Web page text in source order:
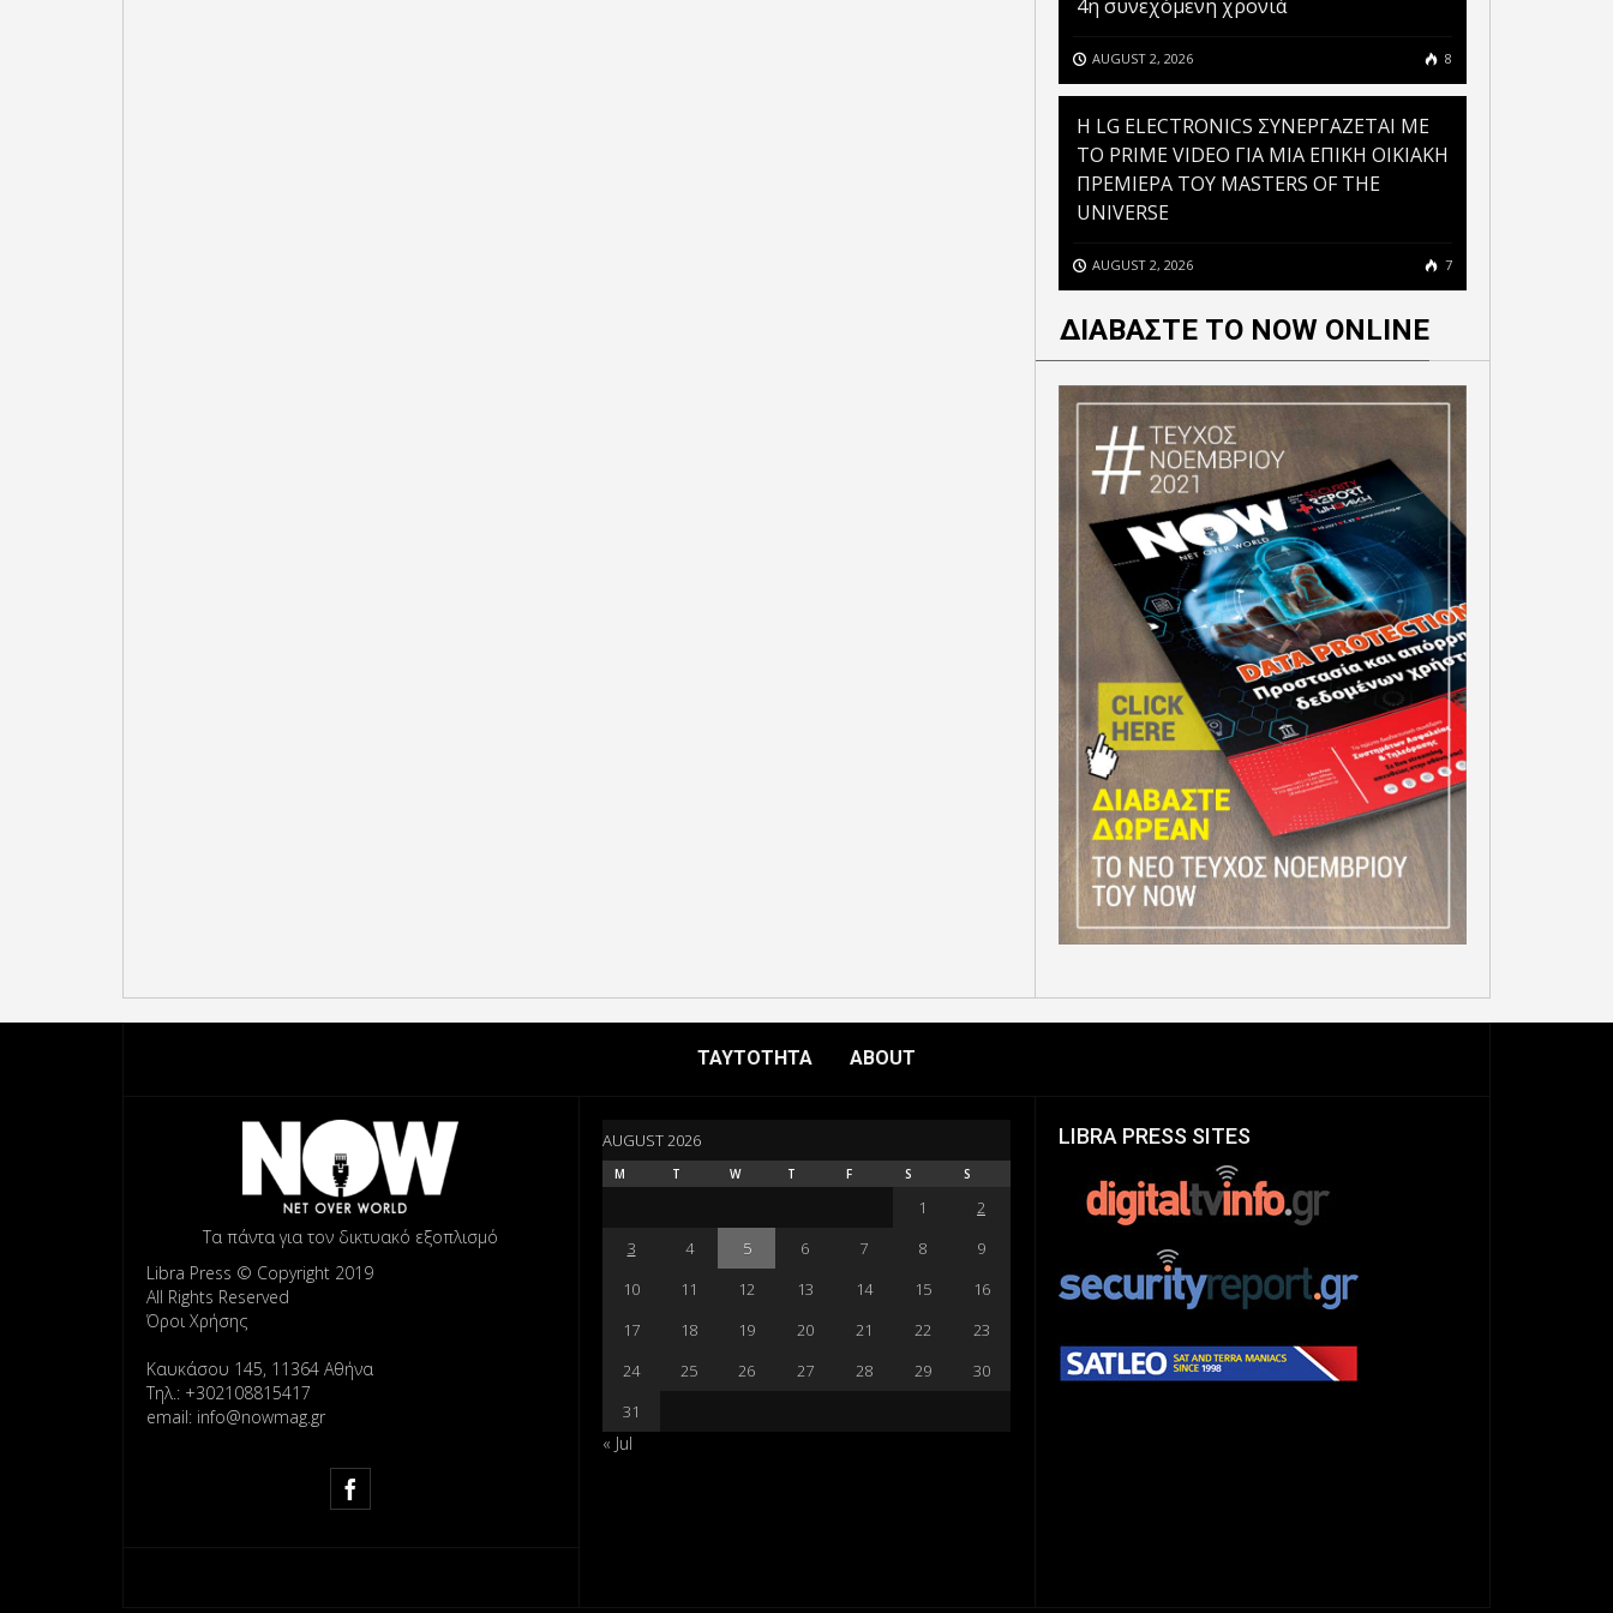
4η συνεχόμενη χρονιά
AUGUST 2, 2026 8
H LG ELECTRONICS ΣΥΝΕΡΓΑΖΕΤΑΙ ΜΕ
ΤΟ PRIME VIDEO ΓΙΑ ΜΙΑ ΕΠΙΚΗ ΟΙΚΙΑΚΗ
ΠΡΕΜΙΕΡΑ ΤΟΥ MASTERS OF THE
UNIVERSE
AUGUST 2, 2026 7
ΔΙΑΒΑΣΤΕ ΤΟ NOW ONLINE
ΤΑΥΤΟΤΗΤΑ ABOUT
Τα πάντα για τον δικτυακό εξοπλισμό
Libra Press © Copyright 2019
All Rights Reserved
Όροι Χρήσης
Καυκάσου 145, 11364 Αθήνα
Τηλ.: +302108815417
email: info@nowmag.gr
AUGUST 2026
M T W T F S S
1
2
3
4 5 6 7 8
9
10
11 12 13 14 15
16
17
18 19 20 21 22
23
24
25 26 27 28 29
30
31
« Jul
LIBRA PRESS SITES